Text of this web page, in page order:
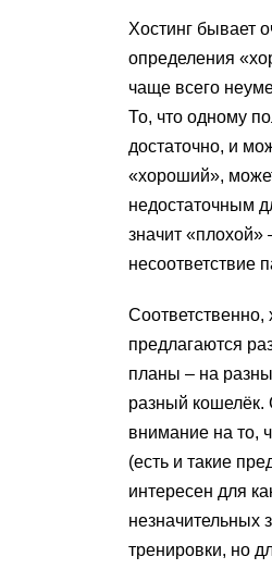
Хостинг бывает
определения
чаще всего
То, что одному
достаточно, и
«хороший»,
недостаточным
значит «плохой»
несоответствие
Соответственно,
предлагаются
планы – на
разный кошелёк.
внимание на то,
(есть и такие
интересен для
незначительных
тренировки, но